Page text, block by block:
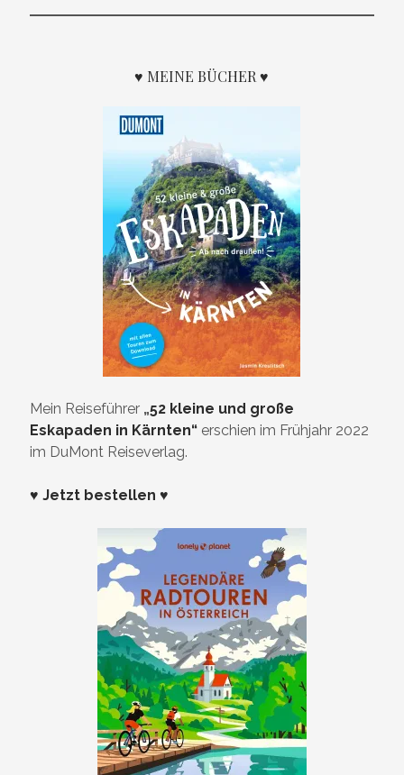
♥ MEINE BÜCHER ♥
Mein Reiseführer „52 kleine und große
Eskapaden in Kärnten“ erschien im Frühjahr 2022
im DuMont Reiseverlag.
♥ Jetzt bestellen ♥